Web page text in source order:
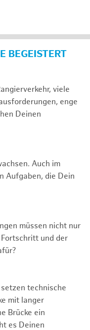
BEGEISTERT
viele
enge
Deinen
Auch im
Aufgaben, die Dein
müssen nicht nur
und der
technische
mit langer
Brücke ein
es Deinen